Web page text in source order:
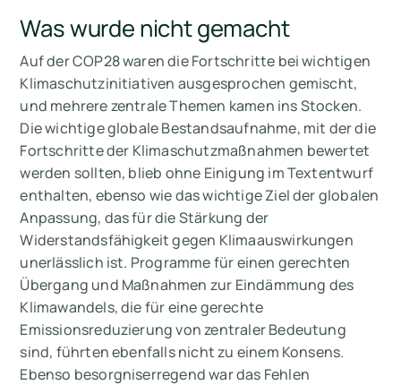
Was wurde nicht gemacht
Auf der COP28 waren die Fortschritte bei wichtigen
Klimaschutzinitiativen ausgesprochen gemischt,
und mehrere zentrale Themen kamen ins Stocken.
Die wichtige globale Bestandsaufnahme, mit der die
Fortschritte der Klimaschutzmaßnahmen bewertet
werden sollten, blieb ohne Einigung im Textentwurf
enthalten, ebenso wie das wichtige Ziel der globalen
Anpassung, das für die Stärkung der
Widerstandsfähigkeit gegen Klimaauswirkungen
unerlässlich ist. Programme für einen gerechten
Übergang und Maßnahmen zur Eindämmung des
Klimawandels, die für eine gerechte
Emissionsreduzierung von zentraler Bedeutung
sind, führten ebenfalls nicht zu einem Konsens.
Ebenso besorgniserregend war das Fehlen